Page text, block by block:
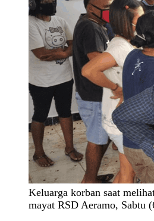
Keluarga korban saat
mayat RSD Aeramo, Sabtu